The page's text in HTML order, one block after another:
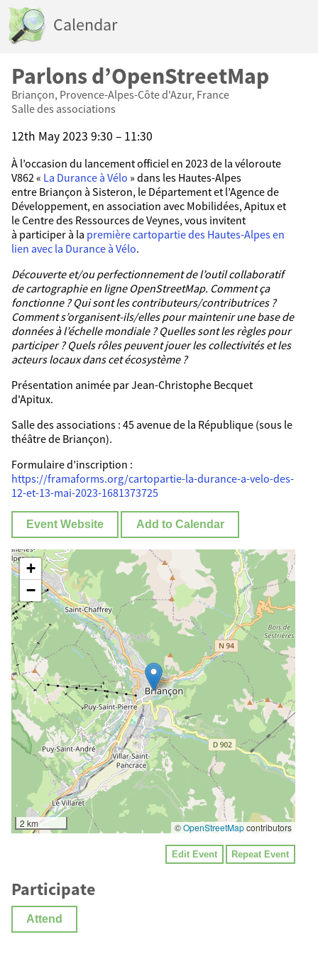
Calendar
Parlons d’OpenStreetMap
Briançon, Provence-Alpes-Côte d'Azur, France
Salle des associations
12th May 2023 9:30 – 11:30
À l’occasion du lancement officiel en 2023 de la véloroute
V862 « La Durance à Vélo » dans les Hautes-Alpes
entre Briançon à Sisteron, le Département et l’Agence de
Développement, en association avec Mobilidées, Apitux et
le Centre des Ressources de Veynes, vous invitent
à participer à la première cartopartie des Hautes-Alpes en
lien avec la Durance à Vélo.
Découverte et/ou perfectionnement de l’outil collaboratif
de cartographie en ligne OpenStreetMap. Comment ça
fonctionne ? Qui sont les contributeurs/contributrices ?
Comment s’organisent-ils/elles pour maintenir une base de
données à l’échelle mondiale ? Quelles sont les règles pour
participer ? Quels rôles peuvent jouer les collectivités et les
acteurs locaux dans cet écosystème ?
Présentation animée par Jean-Christophe Becquet
d'Apitux.
Salle des associations : 45 avenue de la République (sous le
théâtre de Briançon).
Formulaire d’inscription :
https://framaforms.org/cartopartie-la-durance-a-velo-des-
12-et-13-mai-2023-1681373725
Event Website Add to Calendar
+
−
2 km ©OpenStreetMapcontributors
Edit Event Repeat Event
Participate
Attend